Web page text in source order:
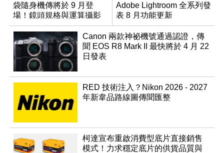
袋隨身機傳將於 9 月登
場！鏡頭規格與運算攝影
升級成為焦點
Adobe Lightroom 全系列發
表 8 月功能更新
Canon 兩款神祕機號通過認證，傳
聞 EOS R8 Mark II 最快將於 4 月 22
日發表
RED 技術注入？Nikon 2026 - 2027
年新韋品路線圖傳聞匯整
柯達宣布重啟消費型底片直接銷售
模式！力求穩定底片的供貨品質與